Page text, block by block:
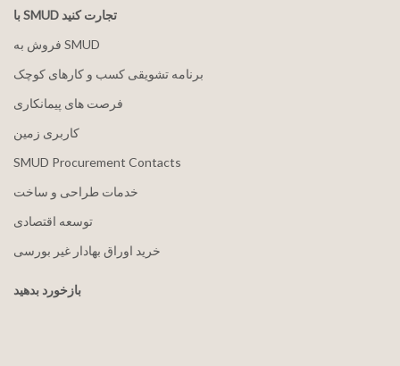
با SMUD تجارت کنید
فروش به SMUD
برنامه تشویقی کسب و کارهای کوچک
فرصت های پیمانکاری
کاربری زمین
SMUD Procurement Contacts
خدمات طراحی و ساخت
توسعه اقتصادی
خرید اوراق بهادار غیر بورسی
بازخورد بدهید